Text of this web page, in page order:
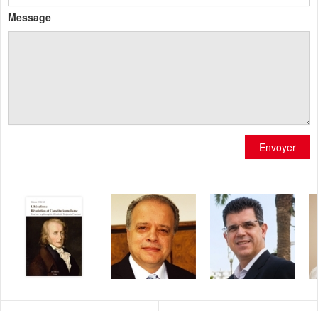
Message
Envoyer